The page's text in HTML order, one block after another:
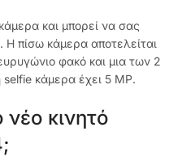
και μπορεί να σας
Η πίσω κάμερα αποτελείται
φακό και μια των 2
κάμερα έχει 5 MP.
νέο κινητό